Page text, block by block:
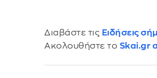
Διαβάστε τις Ειδήσεις
Ακολουθήστε το Skai.gr